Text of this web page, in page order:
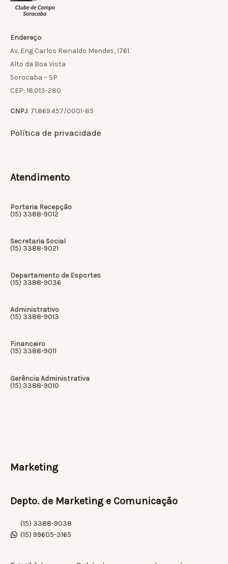
Endereço:
Av. Eng Carlos Reinaldo Mendes, 1761.
Alto da Boa Vista
Sorocaba – SP
CEP: 18.013-280
CNPJ: 71.869.457/0001-85
Política de privacidade
Atendimento
Portaria Recepção
(15) 3388-9012
Secretaria Social
(15) 3388-9021
Departamento de Esportes
(15) 3388-9036
Administrativo
(15) 3388-9013
Financeiro
(15) 3388-9011
Gerência Administrativa
(15) 3388-9010
Marketing
Depto. de Marketing e Comunicação
(15) 3388-9038
(15) 99605-3165